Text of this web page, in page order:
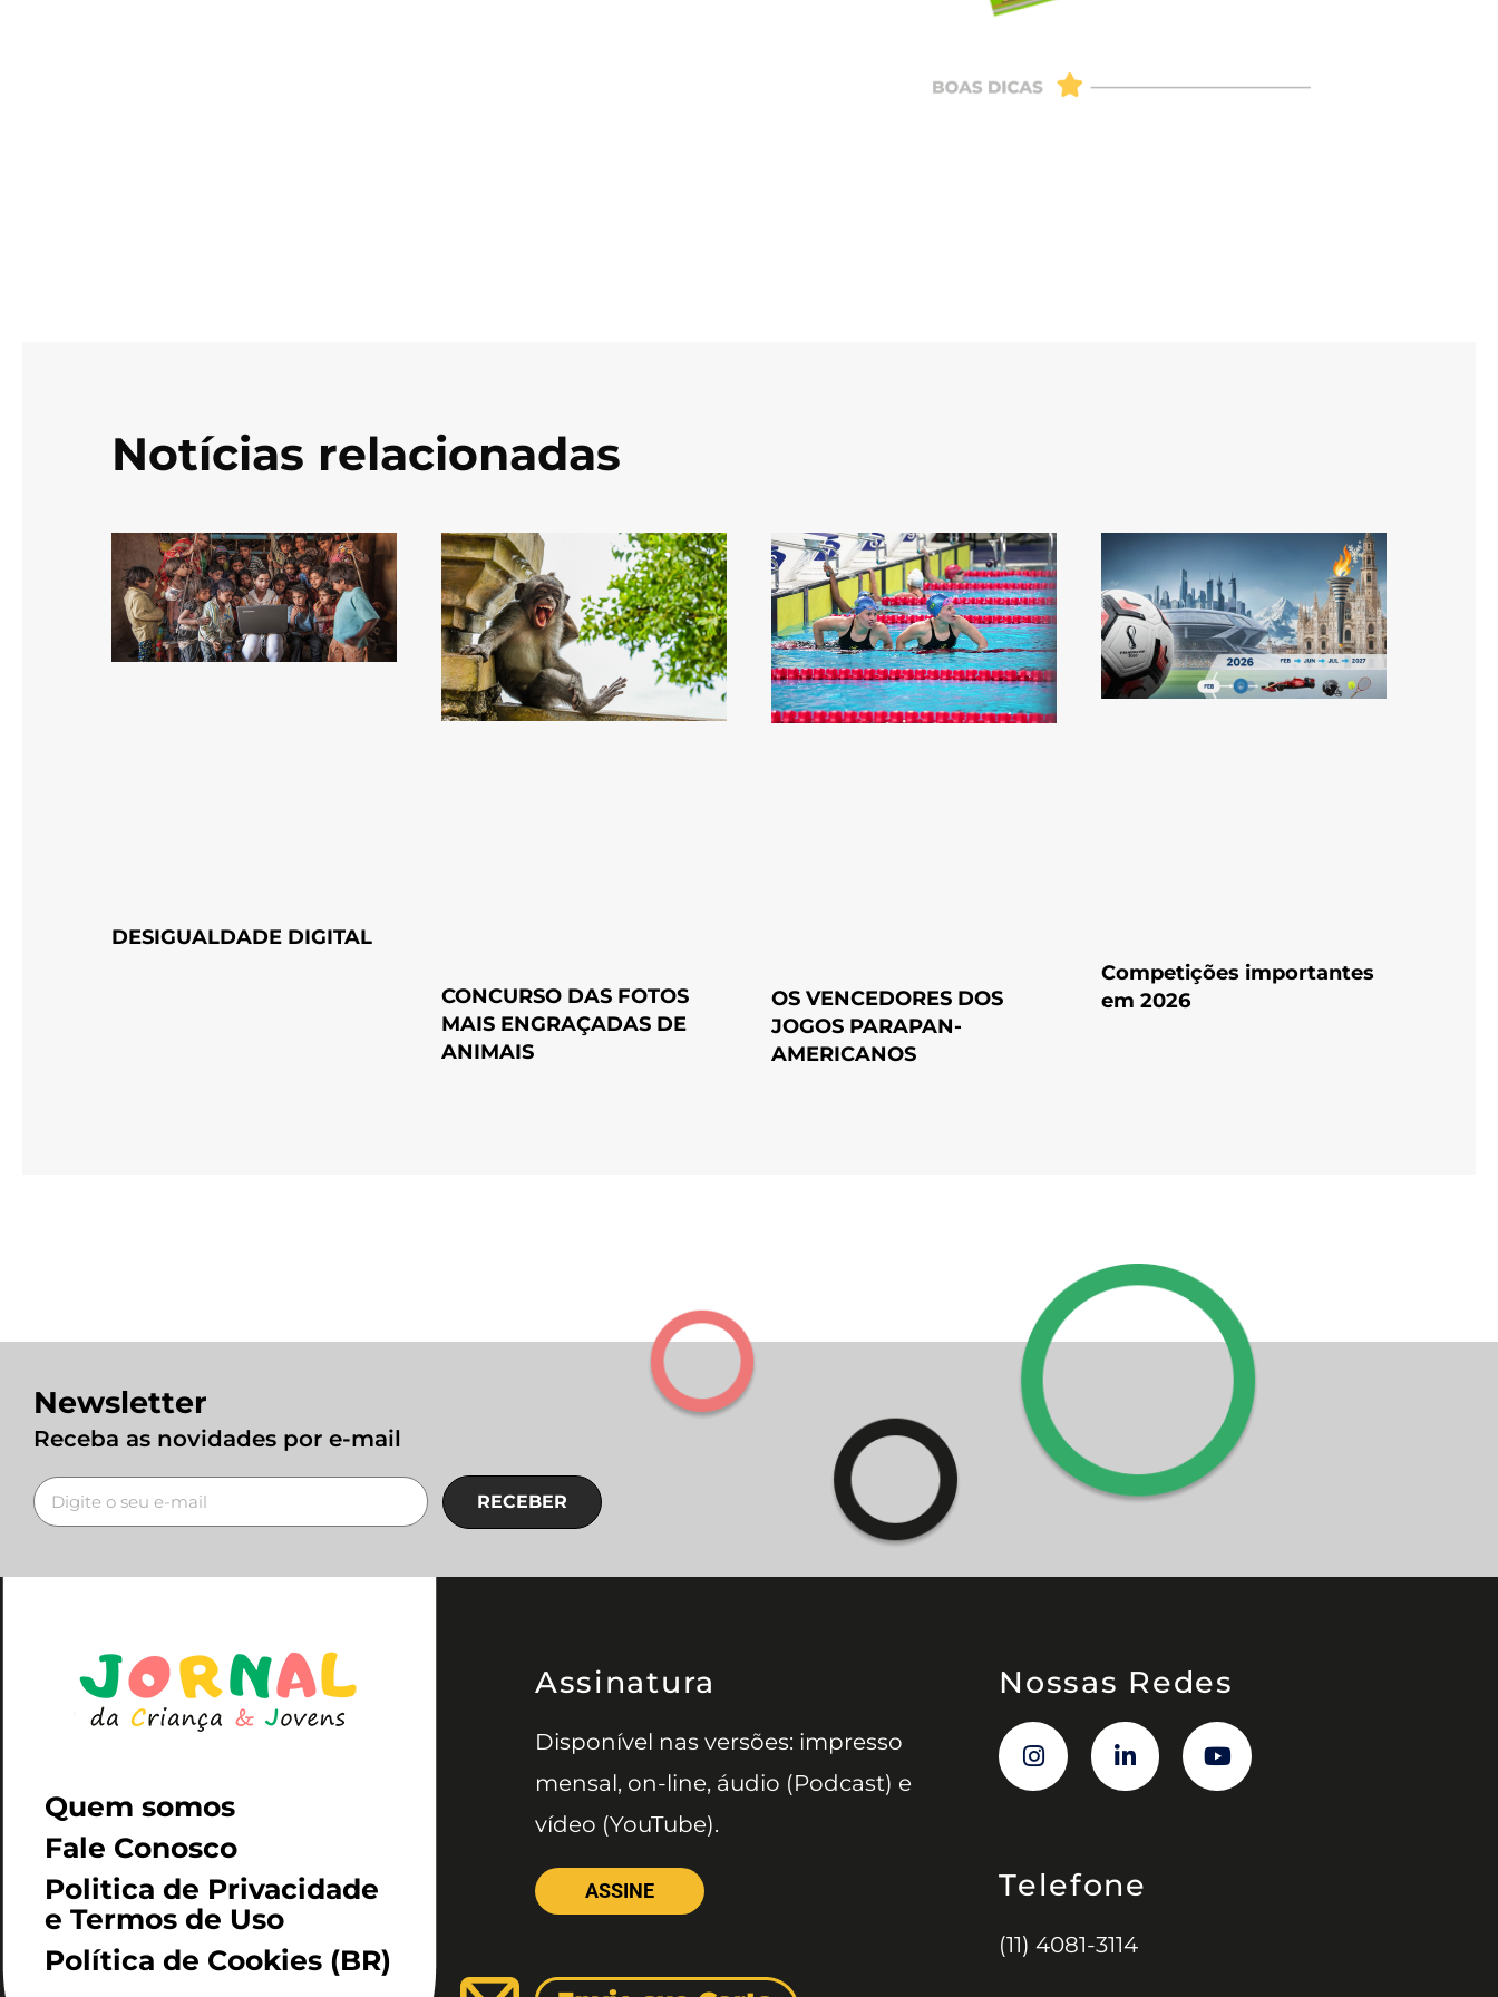
Notícias relacionadas
DESIGUALDADE DIGITAL
CONCURSO DAS FOTOS
MAIS ENGRAÇADAS DE
ANIMAIS
OS VENCEDORES DOS
JOGOS PARAPAN-
AMERICANOS
Competições importantes
em 2026
Newsletter
Receba as novidades por e-mail
RECEBER
Quem somos
Fale Conosco
Politica de Privacidade
e Termos de Uso
Política de Cookies (BR)
Assinatura
Disponível nas versões: impresso
mensal, on-line, áudio (Podcast) e
vídeo (YouTube).
ASSINE
Nossas Redes
Telefone
(11) 4081-3114